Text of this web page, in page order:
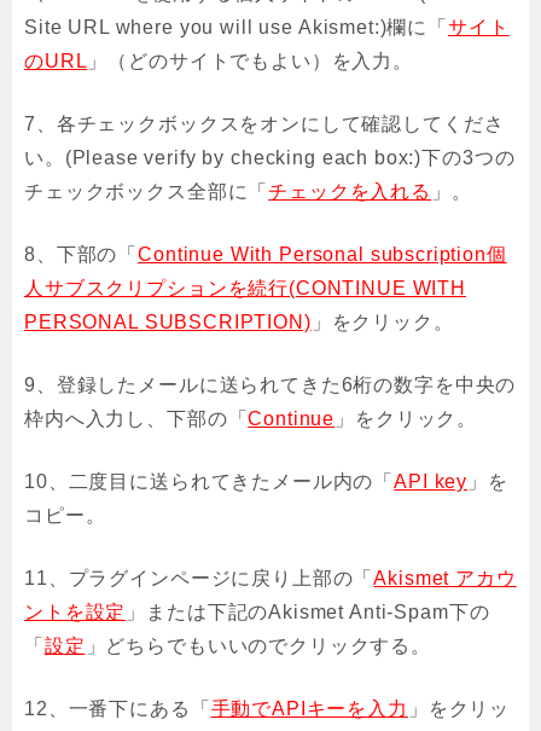
Site URL where you will use Akismet:)欄に「サイト
のURL 」（どのサイトでもよい）を入力。
7、各チェックボックスをオンにして確認してくださ
い。(Please verify by checking each box:)下の3つの
チェックボックス全部に「チェックを入れる 」。
8、下部の「Continue With Personal subscription個
人サブスクリプションを続行(CONTINUE WITH
PERSONAL SUBSCRIPTION) 」をクリック。
9、登録したメールに送られてきた6桁の数字を中央の
枠内へ入力し、下部の「Continue 」をクリック。
10、二度目に送られてきたメール内の「API key 」を
コピー。
11、プラグインページに戻り上部の「Akismet アカウ
ントを設定 」または下記のAkismet Anti-Spam下の
「 設定 」どちらでもいいのでクリックする。
12、一番下にある「 手動でAPIキーを入力 」をクリッ